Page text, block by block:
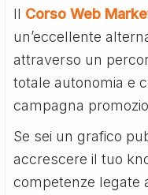
Il Corso Web
un’eccellente
attraverso un
totale autonomia e
campagna
Se sei un grafico
accrescere il tuo
competenze legate